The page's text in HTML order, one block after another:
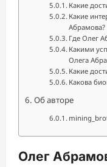
Какие
Какие
Абрамова?
Где Олег
Какими
Олега
Какие
Какова
Об авторе
Олег